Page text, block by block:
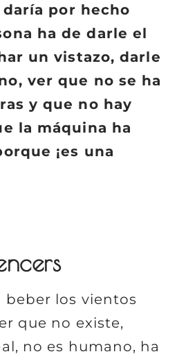
por hecho
ha de darle el
un vistazo, darle
ver que no se ha
y que no hay
la máquina ha
¡es una
beber los vientos
que no existe,
no es humano, ha